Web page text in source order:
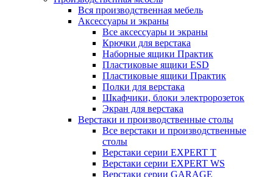
Вся производственная мебель
Аксессуары и экраны
Все аксессуары и экраны
Крючки для верстака
Наборные ящики Практик
Пластиковые ящики ESD
Пластиковые ящики Практик
Полки для верстака
Шкафчики, блоки электророзеток
Экран для верстака
Верстаки и производственные столы
Все верстаки и производственные
столы
Верстаки серии EXPERT T
Верстаки серии EXPERT WS
Верстаки серии GARAGE